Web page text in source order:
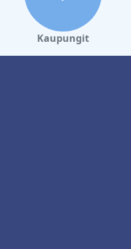
Kaupungit